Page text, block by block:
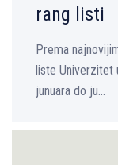
rang listi
Prema
liste Univerzitet
junuara do ju...